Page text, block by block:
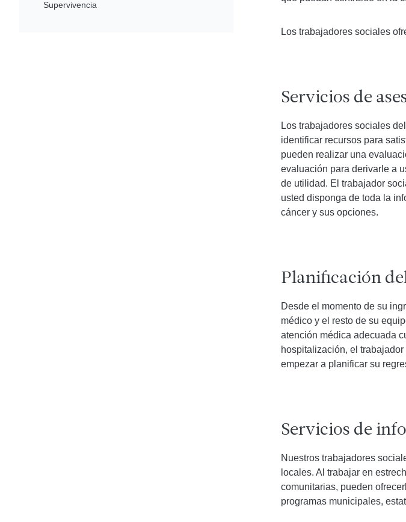
Supervivencia
Los trabajadores sociales
Servicios de
Los trabajadores sociales
identificar recursos para
pueden realizar una
evaluación para derivarle a
de utilidad. El trabajador
usted disponga de toda la
cáncer y sus opciones.
Planificación
Desde el momento de su
médico y el resto de su
atención médica adecuada
hospitalización, el
empezar a planificar su
Servicios de
Nuestros trabajadores
locales. Al trabajar en
comunitarias, pueden
programas municipales,